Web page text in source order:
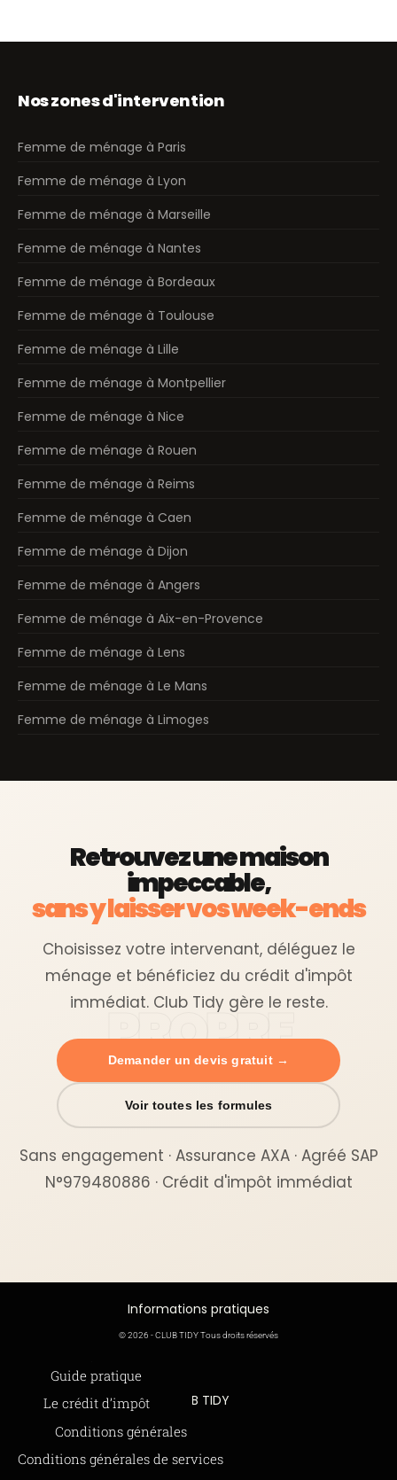
Nos zones d'intervention
Femme de ménage à Paris
Femme de ménage à Lyon
Femme de ménage à Marseille
Femme de ménage à Nantes
Femme de ménage à Bordeaux
Femme de ménage à Toulouse
Femme de ménage à Lille
Femme de ménage à Montpellier
Femme de ménage à Nice
Femme de ménage à Rouen
Femme de ménage à Reims
Femme de ménage à Caen
Femme de ménage à Dijon
Femme de ménage à Angers
Femme de ménage à Aix-en-Provence
Femme de ménage à Lens
Femme de ménage à Le Mans
Femme de ménage à Limoges
Retrouvez une maison
impeccable,
sans y laisser vos week-ends
Choisissez votre intervenant, déléguez le
ménage et bénéficiez du crédit d'impôt
immédiat. Club Tidy gère le reste.
Demander un devis gratuit →
Voir toutes les formules
Sans engagement · Assurance AXA · Agréé SAP
N°979480886 · Crédit d'impôt immédiat
Informations pratiques
Guide pratique
Le crédit d’impôt
Offre de parrainage 50-50
FAQ
© 2026 - CLUB TIDY Tous droits réservés
Informations légales
Conditions générales
Conditions générales de services
CLUB TIDY
SAS CLUB TIDY
165 Avenue de Bretagne
979 480 886 RCS LILLE Métropole